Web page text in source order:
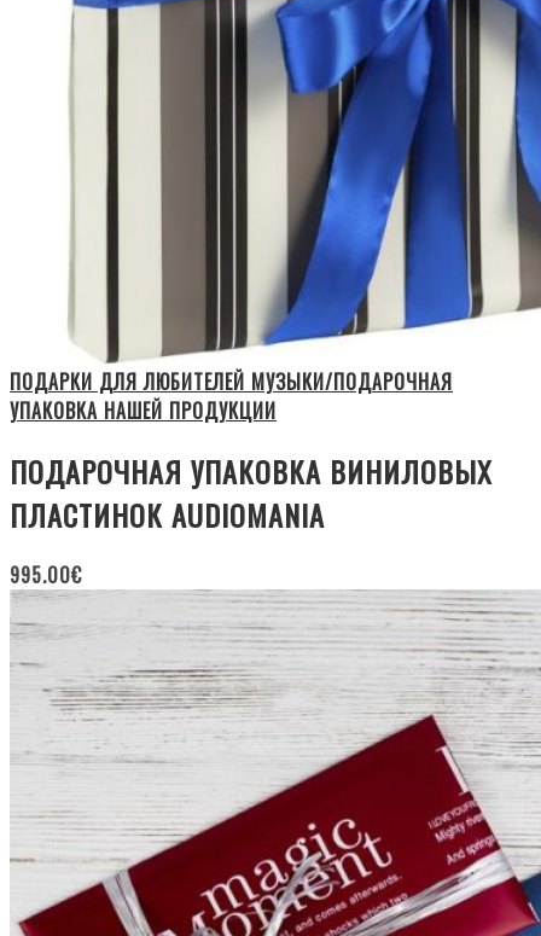
ПОДАРКИ ДЛЯ ЛЮБИТЕЛЕЙ МУЗЫКИ/ПОДАРОЧНАЯ
УПАКОВКА НАШЕЙ ПРОДУКЦИИ
ПОДАРОЧНАЯ УПАКОВКА ВИНИЛОВЫХ
ПЛАСТИНОК AUDIOMANIA
995.00€